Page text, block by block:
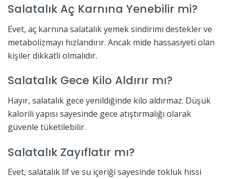
Salatalık Aç Karnına Yenebilir mi?
Evet, aç karnına salatalık yemek sindirimi destekler ve
metabolizmayı hızlandırır. Ancak mide hassasiyeti olan
kişiler dikkatli olmalıdır.
Salatalık Gece Kilo Aldırır mı?
Hayır, salatalık gece yenildiğinde kilo aldırmaz. Düşük
kalorili yapısı sayesinde gece atıştırmalığı olarak
güvenle tüketilebilir.
Salatalık Zayıflatır mı?
Evet, salatalık lif ve su içeriği sayesinde tokluk hissi